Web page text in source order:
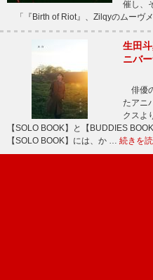
催し、
「『Birth of Riot』、Zilqyのムーヴ
生田
ニバ
俳優
たアニ
クスよ
【SOLO BOOK】と【BUDDIES
【SOLO BOOK】には、か … 続きを